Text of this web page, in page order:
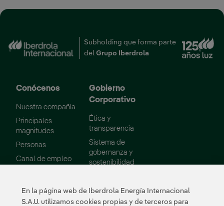
Subholding que forma parte
del Grupo IberdrolaLink externo, abre em
Conócenos
Nuestra compañía
Principales
magnitudes
Personas
Canal de empleoLink externo, abre em uma nova aba.
Gobierno
Corporativo
Ética y
transparencia
Sistema de
gobernanza y
sostenibilidad
Administración
Informes
En la página web de Iberdrola Energía Internacional
S.A.U. utilizamos cookies propias y de terceros para